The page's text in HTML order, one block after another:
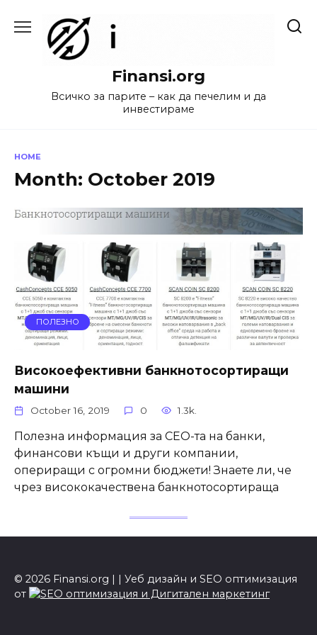
Finansi.org
Всичко за парите – как да печелим и да
инвестираме
HOME
Month: October 2019
ПОЛЕЗНО
Високоефективни банкнотосортиращи
машини
October 16, 2019 0 1.3k.
Полезна информация за CEO-та на банки,
финансови къщи и други компании,
опериращи с огромни бюджети! Знаете ли, че
чрез висококачествена банкнотосортираща
© 2026 Finansi.org | | Уеб дизайн и SEO оптимизация
от